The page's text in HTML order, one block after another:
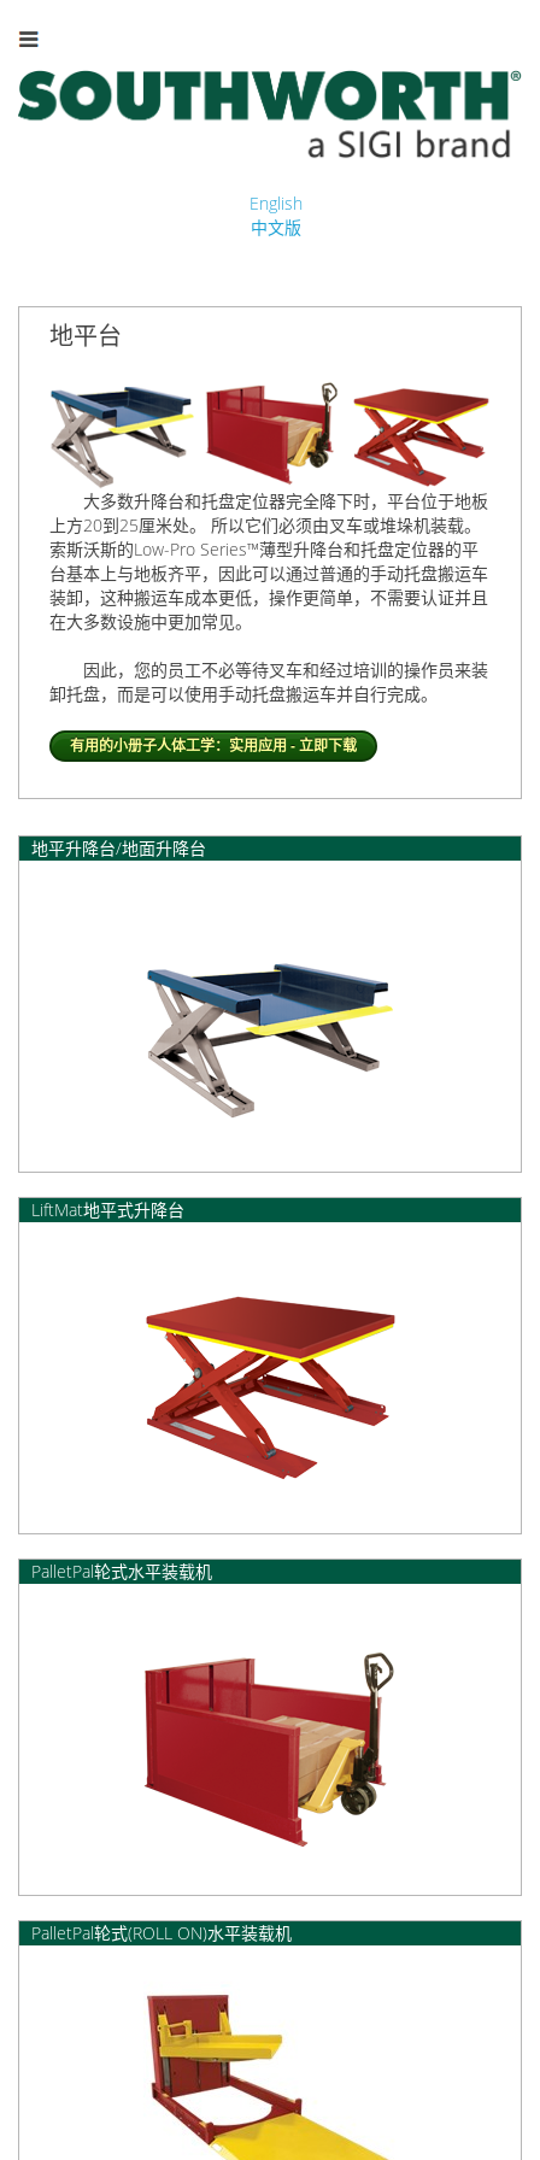
English
中文版
地平台
大多数升降台和托盘定位器完全降下时， 平台位于地板
上方20到25厘米处。 所以它们必须由叉车或堆垛机装载。
索斯沃斯的Low-Pro Series™薄型升降台和托盘定位器的平
台基本上与地板齐平，因此可以通过普通的手动托盘搬运车
装卸，这种搬运车成本更低，操作更简单，不需要认证并且
在大多数设施中更加常见。
因此，您的员工不必等待叉车和经过培训的操作员来装
卸托盘，而是可以使用手动托盘搬运车并自行完成。
有用的小册子人体工学：实用应用 - 立即下载
地平升降台/地面升降台
LiftMat地平式升降台
PalletPal轮式水平装载机
PalletPal轮式(ROLL ON)水平装载机